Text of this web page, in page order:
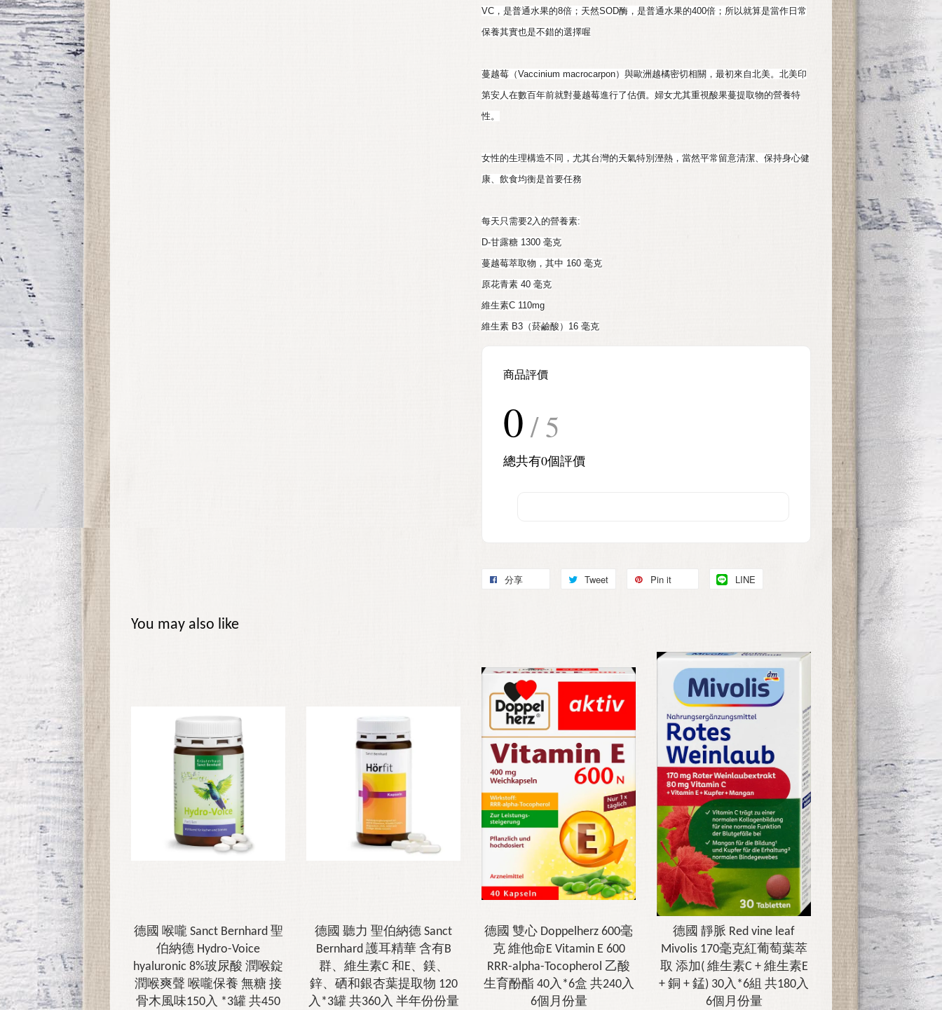
VC，是普通水果的8倍；天然SOD酶，是普通水果的400倍；所以就算是當作日常
保養其實也是不錯的選擇喔
蔓越莓（Vaccinium macrocarpon）與歐洲越橘密切相關，最初來自北美。北美印
第安人在數百年前就對蔓越莓進行了估價。婦女尤其重視酸果蔓提取物的營養特
性。
女性的生理構造不同，尤其台灣的天氣特別溼熱，當然平常留意清潔、保持身心健
康、飲食均衡是首要任務
每天只需要2入的營養素:
D-甘露糖 1300 毫克
蔓越莓萃取物，其中 160 毫克
原花青素 40 毫克
維生素C 110mg
維生素 B3（菸鹼酸）16 毫克
商品評價
0 / 5
總共有0個評價
分享 Tweet Pin it LINE
You may also like
德國 喉嚨 Sanct Bernhard 聖
伯納德 Hydro-Voice
hyaluronic 8%玻尿酸 潤喉錠
潤喉爽聲 喉嚨保養 無糖 接
骨木風味150入 *3罐 共450
德國 聽力 聖伯納德 Sanct
Bernhard 護耳精華 含有B
群、維生素C 和E、鎂、
鋅、硒和銀杏葉提取物 120
入*3罐 共360入 半年份份量
德國 雙心 Doppelherz 600毫
克 維他命E Vitamin E 600
RRR-alpha-Tocopherol 乙酸
生育酚酯 40入*6盒 共240入
6個月份量
德國 靜脈 Red vine leaf
Mivolis 170毫克紅葡萄葉萃
取 添加( 維生素C + 維生素E
+ 銅 + 錳) 30入*6組 共180入
6個月份量